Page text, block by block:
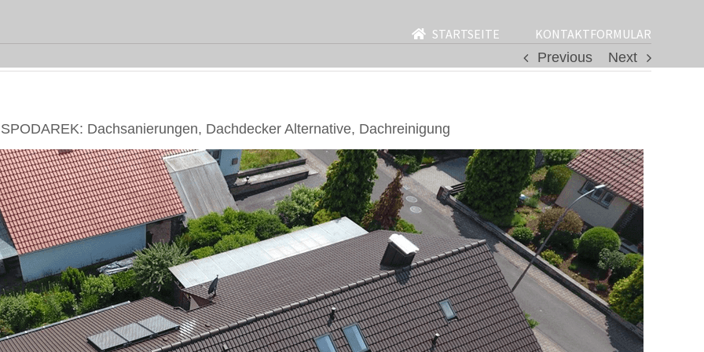
STARTSEITE
KONTAKTFORMULAR
Previous
Next
Dachsanierungen, Dachdecker Alternative, Dachreinigung